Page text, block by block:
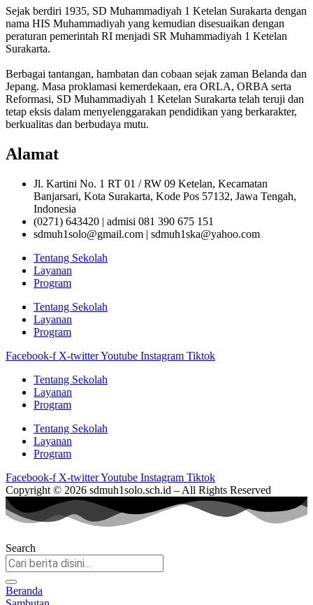
Sejak berdiri 1935, SD Muhammadiyah 1 Ketelan Surakarta dengan
nama HIS Muhammadiyah yang kemudian disesuaikan dengan
peraturan pemerintah RI menjadi SR Muhammadiyah 1 Ketelan
Surakarta.
Berbagai tantangan, hambatan dan cobaan sejak zaman Belanda dan
Jepang. Masa proklamasi kemerdekaan, era ORLA, ORBA serta
Reformasi, SD Muhammadiyah 1 Ketelan Surakarta telah teruji dan
tetap eksis dalam menyelenggarakan pendidikan yang berkarakter,
berkualitas dan berbudaya mutu.
Alamat
Jl. Kartini No. 1 RT 01 / RW 09 Ketelan, Kecamatan
Banjarsari, Kota Surakarta, Kode Pos 57132, Jawa Tengah,
Indonesia
(0271) 643420 | admisi 081 390 675 151
sdmuh1solo@gmail.com | sdmuh1ska@yahoo.com
Tentang Sekolah
Layanan
Program
Tentang Sekolah
Layanan
Program
Facebook-f X-twitterYoutube Instagram Tiktok
Tentang Sekolah
Layanan
Program
Tentang Sekolah
Layanan
Program
Facebook-f X-twitterYoutube Instagram Tiktok
Copyright © 2026 sdmuh1solo.sch.id – All Rights Reserved
Search
Beranda